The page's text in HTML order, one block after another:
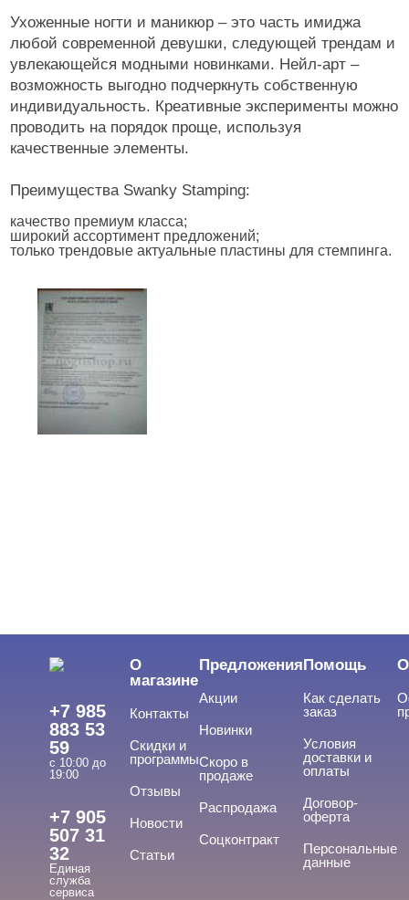
Ухоженные ногти и маникюр – это часть имиджа
любой современной девушки, следующей трендам и
увлекающейся модными новинками. Нейл-арт –
возможность выгодно подчеркнуть собственную
индивидуальность. Креативные эксперименты можно
проводить на порядок проще, используя
качественные элементы.
Преимущества Swanky Stamping:
качество премиум класса;
широкий ассортимент предложений;
только трендовые актуальные пластины для стемпинга.
+7 985
883 53
59
с 10:00 до
19:00
+7 905
507 31
32
Единая
служба
сервиса
О
магазине
Контакты
Скидки и
программы
Отзывы
Новости
Статьи
Предложения
Акции
Новинки
Скоро в
продаже
Распродажа
Соцконтракт
Помощь
Как сделать
заказ
Условия
доставки и
оплаты
Договор-
оферта
Персональные
данные